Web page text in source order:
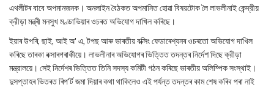
এথলীটৰ বাবে অপমানজনক। অনলাইন বৈঠকত অপমানিত হোৱা বিষয়টোক লৈ লাভলীনাই কেন্দ্রীয়
ক্রীড়া মন্ত্ৰী মনসুখ মণ্ডাভিয়াৰ ওচৰত অভিযোগ দাখিল কৰিছে।
ইয়াৰ উপৰি, ছাই, আই অ' এ, টপছ আৰু ভাৰতীয় বক্সিং ফেডাৰেশ্যনৰ ওচৰতো অভিযোগ দাখিল
কৰিছে তাৰকা বক্সাৰগৰাকীয়ে। লাভলীনাৰ অভিযোগৰ ভিত্তিত তদন্তৰ নিৰ্দেশ দিছে ক্রীড়া
মন্ত্রালয়ে। সেই নির্দেশৰ ভিত্তিত তিনি সদস্য কমিটী গঠন কৰিছে ভাৰতীয় অলিম্পিক সংস্থাই।
দুসপ্তাহৰ ভিতৰত ৰিপ'ৰ্ট জমা দিয়াৰ কথা থাকিলেও এই পর্যন্ত তদন্তৰ কাম শেষ কৰিব পৰা নাই